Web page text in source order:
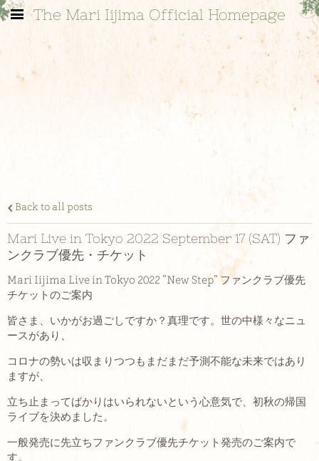
The Mari Iijima Official Homepage
Back to all posts
Mari Live in Tokyo 2022 September 17 (SAT) ファ
ンクラブ優先・チケット
Mari Iijima Live in Tokyo 2022 ”New Step” ファンクラブ優先
チケットのご案内
皆さま、いかがお過ごしですか？真理です。世の中様々なニュ
ースがあり、
コロナの勢いは収まりつつもまだまだ予測不能な未来ではあり
ますが、
立ち止まってばかりはいられないという心意気で、初秋の帰国
ライブを決めました。
一般発売に先立ちファンクラブ優先チケット発売のご案内で
す。